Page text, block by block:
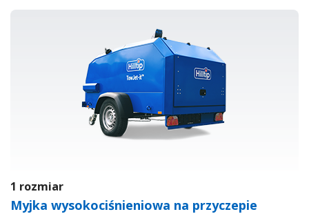
1 rozmiar
Myjka wysokociśnieniowa na przyczepie